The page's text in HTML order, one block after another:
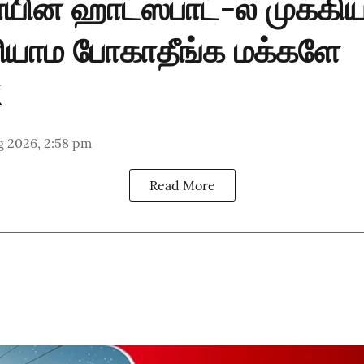
ஹாட்ஸ்பாட்-ல்
போகாதீங்க மக்களே
2026, 2:58 pm
Read More